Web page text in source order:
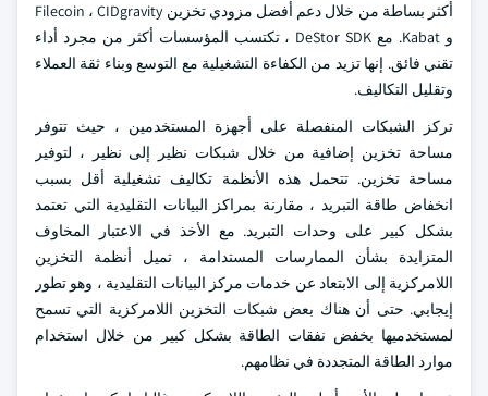
أكثر بساطة من خلال دعم أفضل مزودي تخزين Filecoin ، CIDgravity
و Kabat. مع DeStor SDK ، تكتسب المؤسسات أكثر من مجرد أداء
تقني فائق. إنها تزيد من الكفاءة التشغيلية مع التوسع وبناء ثقة العملاء
وتقليل التكاليف.
تركز الشبكات المنفصلة على أجهزة المستخدمين ، حيث تتوفر
مساحة تخزين إضافية من خلال شبكات نظير إلى نظير ، لتوفير
مساحة تخزين. تتحمل هذه الأنظمة تكاليف تشغيلية أقل بسبب
انخفاض طاقة التبريد ، مقارنة بمراكز البيانات التقليدية التي تعتمد
بشكل كبير على وحدات التبريد. مع الأخذ في الاعتبار المخاوف
المتزايدة بشأن الممارسات المستدامة ، تميل أنظمة التخزين
اللامركزية إلى الابتعاد عن خدمات مركز البيانات التقليدية ، وهو تطور
إيجابي. حتى أن هناك بعض شبكات التخزين اللامركزية التي تسمح
لمستخدميها بخفض نفقات الطاقة بشكل كبير من خلال استخدام
موارد الطاقة المتجددة في نظامهم.